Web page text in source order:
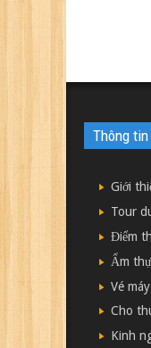
Thông tin
Giới
Tour
Điểm
Ẩm
Vé
Cho
Kinh